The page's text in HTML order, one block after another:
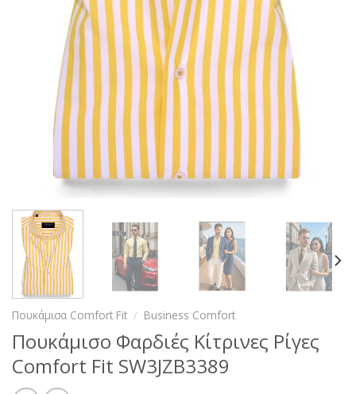
Πουκάμισα Comfort Fit / Business Comfort
Πουκάμισο Φαρδιές Κίτρινες Ρίγες
Comfort Fit SW3JZB3389